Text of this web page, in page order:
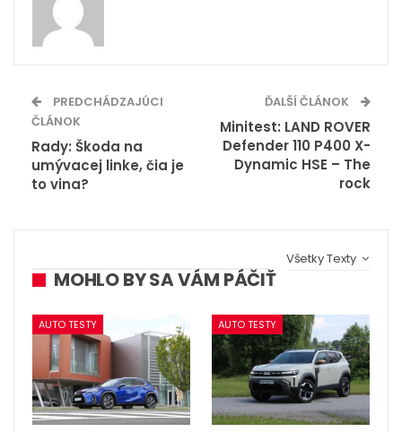
PREDCHÁDZAJÚCI
ČLÁNOK
Rady: Škoda na
umývacej linke, čia je
to vina?
ĎALŠÍ ČLÁNOK
Minitest: LAND ROVER
Defender 110 P400 X-
Dynamic HSE – The
rock
Všetky Texty
MOHLO BY SA VÁM PÁČIŤ
AUTO TESTY AUTO TESTY